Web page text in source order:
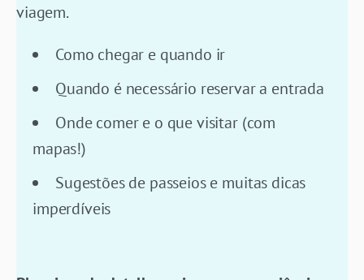
viagem.
Como chegar e quando ir
Quando é necessário reservar a entrada
Onde comer e o que visitar (com
mapas!)
Sugestões de passeios e muitas dicas
imperdíveis